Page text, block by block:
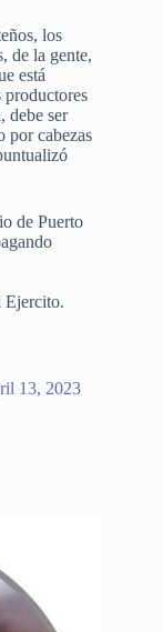
los
de la gente,
está
productores
debe ser
por cabezas
de Puerto
Ejercito.
13, 2023